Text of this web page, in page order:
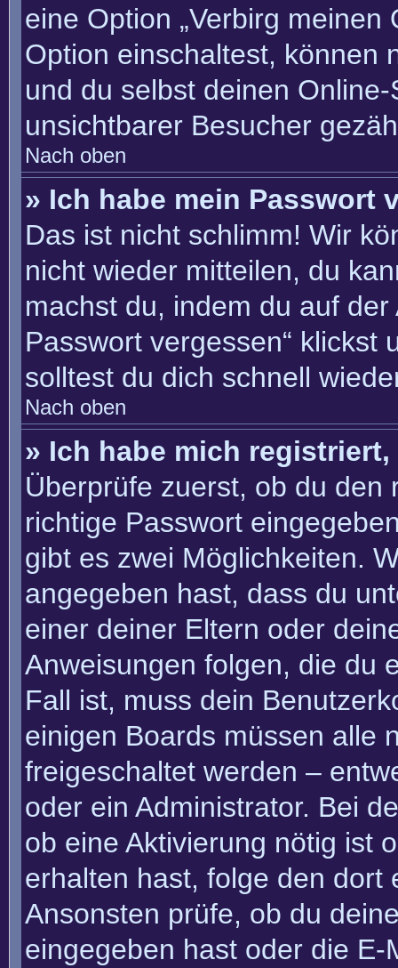
eine Option „Verbirg meinen
Option einschaltest, können
und du selbst deinen
unsichtbarer Besucher
Nach oben
» Ich habe mein Passwort
Das ist nicht schlimm! Wir
nicht wieder mitteilen, du
machst du, indem du auf
Passwort vergessen“ klickst
solltest du dich schnell
Nach oben
» Ich habe mich
Überprüfe zuerst, ob du den
richtige Passwort
gibt es zwei Möglichkeiten.
angegeben hast, dass du
einer deiner Eltern oder
Anweisungen folgen, die du
Fall ist, muss dein
einigen Boards müssen alle
freigeschaltet werden –
oder ein Administrator. Bei
ob eine Aktivierung nötig ist
erhalten hast, folge den dort
Ansonsten prüfe, ob du
eingegeben hast oder die